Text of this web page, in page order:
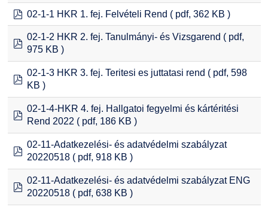
pdf
02-1-1 HKR 1. fej. Felvételi Rend ( pdf, 362 KB )
pdf
02-1-2 HKR 2. fej. Tanulmányi- és Vizsgarend ( pdf,
975 KB )
pdf
02-1-3 HKR 3. fej. Teritesi es juttatasi rend ( pdf, 598
KB )
pdf
02-1-4-HKR 4. fej. Hallgatoi fegyelmi és kártéritési
Rend 2022 ( pdf, 186 KB )
pdf
02-11-Adatkezelési- és adatvédelmi szabályzat
20220518 ( pdf, 918 KB )
pdf
02-11-Adatkezelési- és adatvédelmi szabályzat ENG
20220518 ( pdf, 638 KB )